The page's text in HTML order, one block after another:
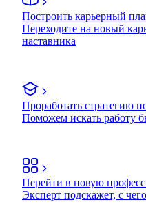
Построить карьерный
Переходите на новый
наставника
Проработать стратегию
Поможем искать работу
Перейти в новую
Эксперт подскажет, с